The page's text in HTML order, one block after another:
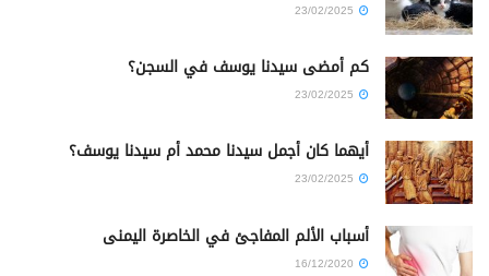
كم أمضى سيدنا يوسف في السجن؟
أيهما كان أجمل سيدنا محمد أم سيدنا يوسف؟
أسباب الألم المفاجئ في الخاصرة اليمنى